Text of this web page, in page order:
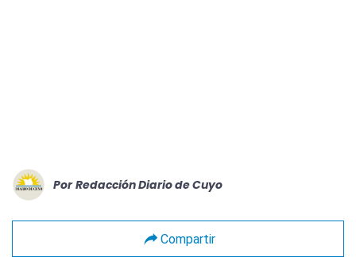
Por Redacción Diario de Cuyo
Compartir